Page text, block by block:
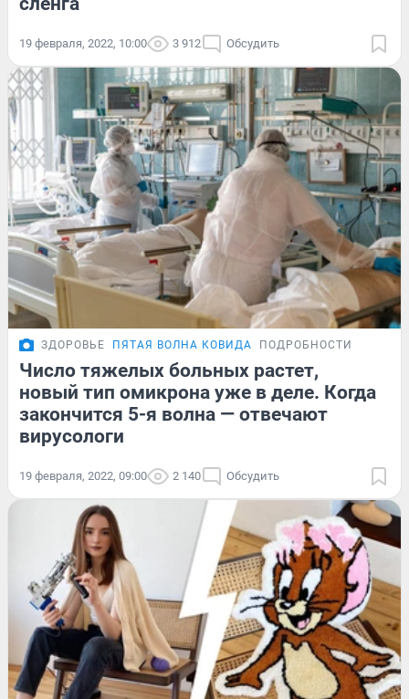
19 февраля, 2022, 10:00 3 912 Обсудить
ЗДОРОВЬЕ ПЯТАЯ ВОЛНА КОВИДА ПОДРОБНОСТИ
Число тяжелых больных растет,
новый тип омикрона уже в деле. Когда
закончится 5-я волна — отвечают
вирусологи
19 февраля, 2022, 09:00 2 140 Обсудить